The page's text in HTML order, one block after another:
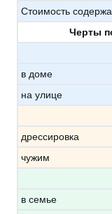
Стоимость
Черты
в доме
на улице
дрессировка
чужим
в семье